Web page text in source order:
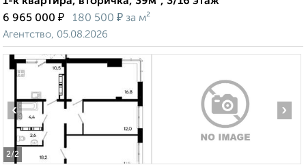
6 965 000 ₽ 180 500 ₽ за м²
Агентство, 05.08.2026
2/2
‹ ›